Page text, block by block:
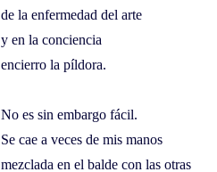
de la enfermedad del arte
y en la conciencia
encierro la píldora.
No es sin embargo fácil.
Se cae a veces de mis manos
mezclada en el balde con las otras